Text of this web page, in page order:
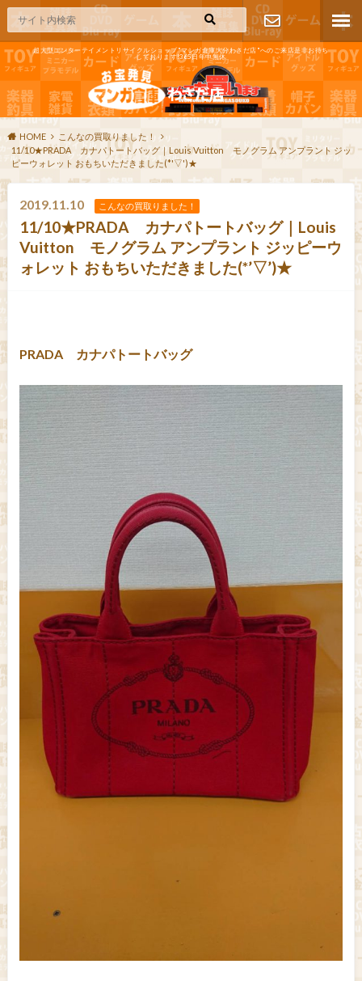
超大型エンターテイメントリサイクルショップ"マンガ倉庫大分わさだ店"へのご来店是非お待ち
しております!365日年中無休
お問い合わ
せ
HOME
こんなの買取りました！
11/10★PRADA カナパトートバッグ｜Louis Vuitton モノグラム アンプラント ジッ
ピーウォレット おもちいただきました(*'▽')★
2019.11.10 こんなの買取りました！
11/10★PRADA カナパトートバッグ｜Louis
Vuitton モノグラム アンプラント ジッピーウ
ォレット おもちいただきました(*’▽’)★
PRADA カナパトートバッグ